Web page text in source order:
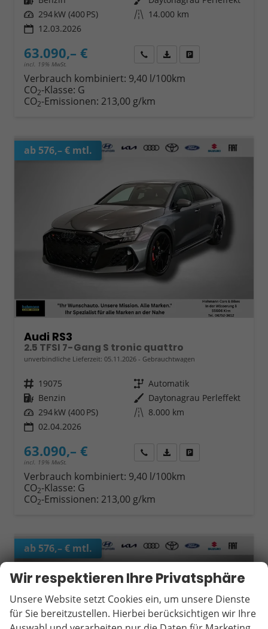
Leistung 294 kW (400 PS) Kilometerstand 14.000 km
12.03.2026
63.090,– €
incl. 19% MwSt.
Wir rufen Sie anFahrzeugexposé (PDF)
Verbrauch kombiniert: 9,40 l/100km
CO2-Klasse: G
CO2-Emissionen: 213,00 g/km
ab 576,– € mtl.
Audi RS3
2.5 TFSI 7-Gang S tronic quattro
unverbindliche Lieferzeit: 05.11.2026 Gebrauchtwagen
Fahrzeugnr. 19075 Getriebe Automatik
Kraftstoff Benzin Außenfarbe Daytonagrau Perleffekt
Leistung 294 kW (400 PS) Kilometerstand 8.000 km
02.04.2026
63.090,– €
incl. 19% MwSt.
Wir rufen Sie anFahrzeugexposé (PDF)
Verbrauch kombiniert: 9,40 l/100km
CO2-Klasse: G
CO2-Emissionen: 213,00 g/km
ab 576,– € mtl.
Wir respektieren Ihre Privatsphäre
Unsere Website setzt Cookies ein, um unsere Dienste
für Sie bereitzustellen. Hierbei berücksichtigen wir Ihre